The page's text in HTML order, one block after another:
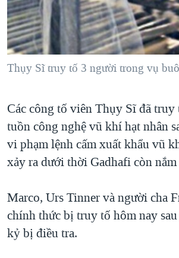
"Tìm"NGƯỜI VIỆT HẢI NGOẠI
ĐỜI SỐNG
KINH TẾ
KHOA HỌC
THỂ THAO
GIÁO DỤC
TẠI
HÀNH TRÌNH BẦU CỬ 2024
MỘT NĂM CHIẾN TRANH TẠI DẢI GAZA
GIẢI MÃ VÀNH ĐAI & CON ĐƯỜNG
TRỊNH VĨNH BÌNH - NGƯỜI HẠ 'BÊN
GROUND ZERO – XƯA VÀ NAY
CHI PHÍ CHIẾN TRANH AFGHANISTAN
THƯỢNG ĐỈNH TRUMP-KIM TẠI VIỆT
TRỊNH VĨNH BÌNH VS. CHÍNH PHỦ
NGƯ DÂN VIỆT VÀ LÀN SÓNG TRỘM
VIDEO
NGHE
MẠNG XÃ HỘI
Ngôn ngữ khác
Thụy Sĩ truy tố 3 người trong vụ
Các công tố viên Thụy Sĩ đã
tuồn công nghệ vũ khí hạt nhân
vi phạm lệnh cấm xuất khẩu vũ
xảy ra dưới thời Gadhafi còn
Marco, Urs Tinner và người cha
chính thức bị truy tố hôm nay
kỷ bị điều tra.